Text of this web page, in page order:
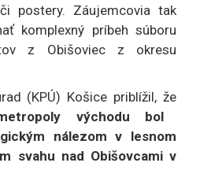
postery. Záujemcovia tak
komplexný príbeh súboru
z Obišoviec z okresu
(KPÚ) Košice priblížil, že
východu bol
nálezom v lesnom
svahu nad Obišovcami v